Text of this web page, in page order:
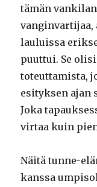
tämän
vanginvartijaa,
lauluissa
puuttui. Se
toteuttamista,
esityksen
Joka
virtaa kuin
Näitä tunne-
kanssa